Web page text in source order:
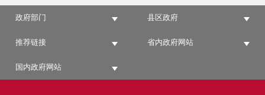
政府部门 县区政府
推荐链接 省内政府网站
国内政府网站